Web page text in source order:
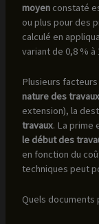
moyenconstaté
ou plus pour des
calculé en
variant de 0,8 % à
Plusieurs
nature des travaux
extension), la
travaux. La prime
le début des
en fonction du
techniques peut
Quels documents